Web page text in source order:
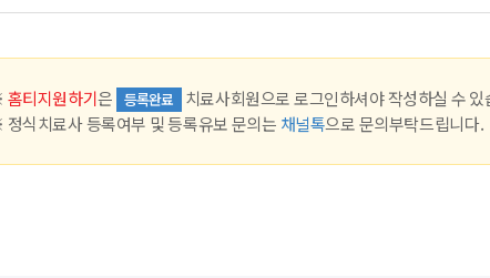
홈티지원하기은 등록완료
치료사회원으로 로그인하셔야 작성하실 수 있
식치료사 등록여부 및 등록유보 문의는 채널톡으로 문의부탁드립니다.